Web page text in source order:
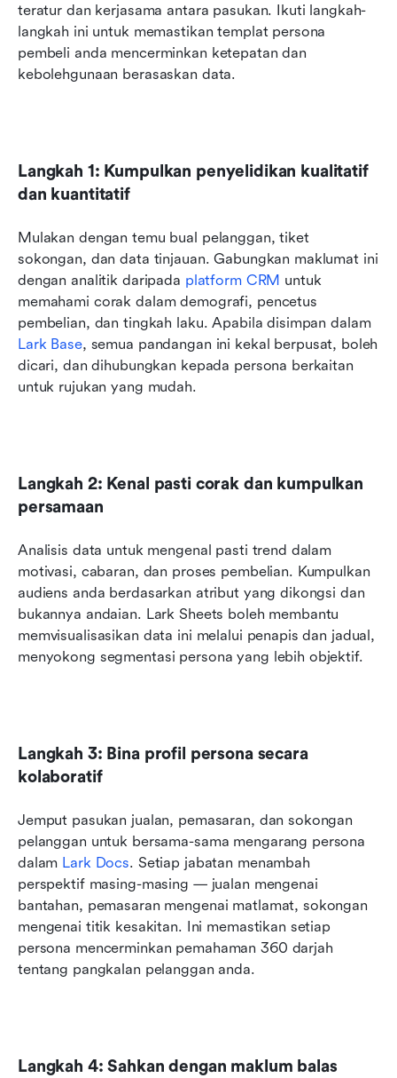
teratur dan kerjasama antara pasukan. Ikuti langkah-
langkah ini untuk memastikan templat persona
pembeli anda mencerminkan ketepatan dan
kebolehgunaan berasaskan data.
Langkah 1: Kumpulkan penyelidikan kualitatif
dan kuantitatif
Mulakan dengan temu bual pelanggan, tiket
sokongan, dan data tinjauan. Gabungkan maklumat ini
dengan analitik daripada platform CRM untuk
memahami corak dalam demografi, pencetus
pembelian, dan tingkah laku. Apabila disimpan dalam
Lark Base, semua pandangan ini kekal berpusat, boleh
dicari, dan dihubungkan kepada persona berkaitan
untuk rujukan yang mudah.
Langkah 2: Kenal pasti corak dan kumpulkan
persamaan
Analisis data untuk mengenal pasti trend dalam
motivasi, cabaran, dan proses pembelian. Kumpulkan
audiens anda berdasarkan atribut yang dikongsi dan
bukannya andaian. Lark Sheets boleh membantu
memvisualisasikan data ini melalui penapis dan jadual,
menyokong segmentasi persona yang lebih objektif.
Langkah 3: Bina profil persona secara
kolaboratif
Jemput pasukan jualan, pemasaran, dan sokongan
pelanggan untuk bersama-sama mengarang persona
dalam Lark Docs. Setiap jabatan menambah
perspektif masing-masing — jualan mengenai
bantahan, pemasaran mengenai matlamat, sokongan
mengenai titik kesakitan. Ini memastikan setiap
persona mencerminkan pemahaman 360 darjah
tentang pangkalan pelanggan anda.
Langkah 4: Sahkan dengan maklum balas